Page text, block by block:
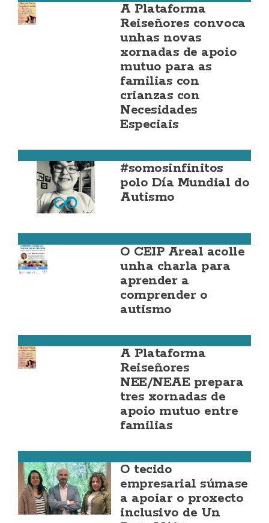
A Plataforma
Reiseñores convoca
unhas novas
xornadas de apoio
mutuo para as
familias con
crianzas con
Necesidades
Especiais
#somosinfinitos
polo Día Mundial do
Autismo
O CEIP Areal acolle
unha charla para
aprender a
comprender o
autismo
A Plataforma
Reiseñores
NEE/NEAE prepara
tres xornadas de
apoio mutuo entre
familias
O tecido
empresarial súmase
a apoiar o proxecto
inclusivo de Un